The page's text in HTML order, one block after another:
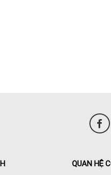
QUAN HỆ